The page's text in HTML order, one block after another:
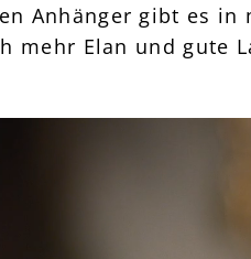
Anhänger gibt es in
mehr Elan und gute